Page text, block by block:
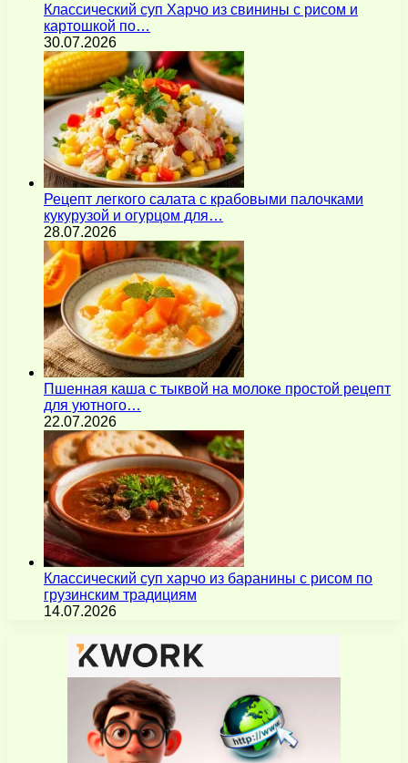
Классический суп Харчо из свинины с рисом и
картошкой по…
30.07.2026
Рецепт легкого салата с крабовыми палочками
кукурузой и огурцом для…
28.07.2026
Пшенная каша с тыквой на молоке простой рецепт
для уютного…
22.07.2026
Классический суп харчо из баранины с рисом по
грузинским традициям
14.07.2026